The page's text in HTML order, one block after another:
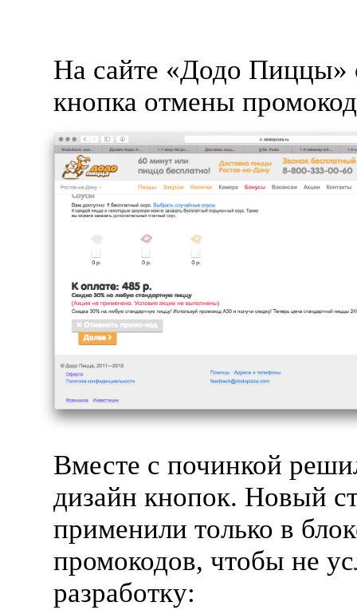
На сайте «Додо Пиццы»
кнопка отмены
Вместе с починкой
дизайн кнопок. Новый
применили только в
промокодов, чтобы не
разработку: